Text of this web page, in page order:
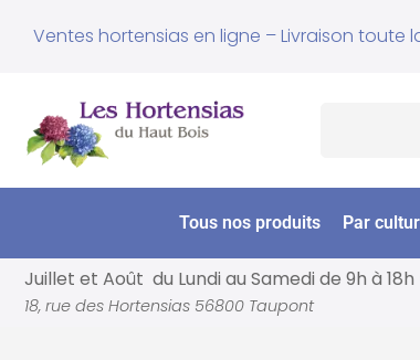
Ventes hortensias en ligne – Livraison toute
Tous nos produits Par
Juillet et Août du Lundi au Samedi de 9h à
18, rue des Hortensias 56800 Taupont